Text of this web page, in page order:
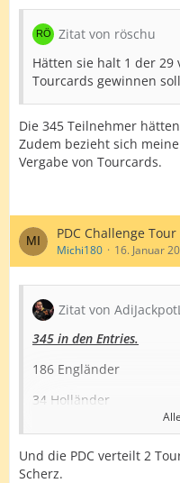
Zitat von röschu
Hätten sie halt 1 der 29
Tourcards gewinnen
Die 345 Teilnehmer
Zudem bezieht sich
Vergabe von Tourcards.
PDC Challenge Tour
Michi180 16. Januar
Zitat von
345 in den Entries.
186 Engländer
34 Holländer
22 Deutsche
18 UK
Und die PDC verteilt 2
Scherz.